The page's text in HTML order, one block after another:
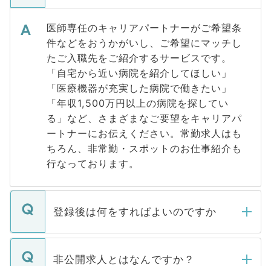
医師専任のキャリアパートナーがご希望条
件などをおうかがいし、ご希望にマッチし
たご入職先をご紹介するサービスです。
「自宅から近い病院を紹介してほしい」
「医療機器が充実した病院で働きたい」
「年収1,500万円以上の病院を探してい
る」など、さまざまなご要望をキャリアパ
ートナーにお伝えください。常勤求人はも
ちろん、非常勤・スポットのお仕事紹介も
行なっております。
登録後は何をすればよいのですか
ご登録いただきましたら、弊社担当者がご
登録内容を確認し、その後メールもしくは
非公開求人とはなんですか？